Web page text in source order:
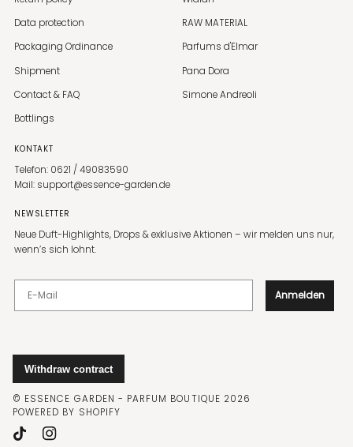
Data protection
Packaging Ordinance
Shipment
Contact & FAQ
Bottlings
RAW MATERIAL
Parfums d'Elmar
Pana Dora
Simone Andreoli
KONTAKT
Telefon: 0621 / 49083590
Mail: support@essence-garden.de
NEWSLETTER
Neue Duft-Highlights, Drops & exklusive Aktionen – wir melden uns nur,
wenn’s sich lohnt.
Anmelden
© ESSENCE GARDEN - PARFUM BOUTIQUE 2026
POWERED BY SHOPIFY